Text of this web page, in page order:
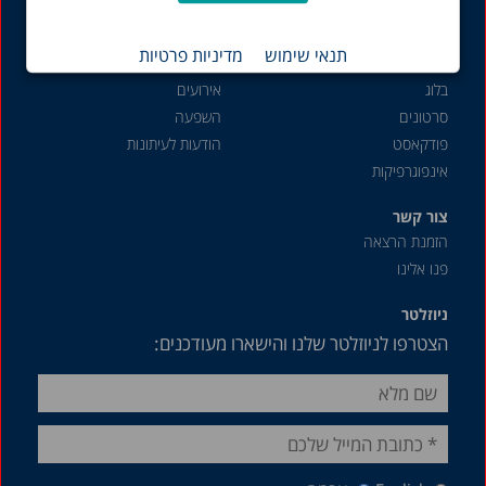
תנאי שימוש מדיניות פרטיות
בלוג
סרטונים
פודקאסט
אינפוגרפיקות
פעילות והשפעה
אירועים
השפעה
הודעות לעיתונות
צור קשר
הזמנת הרצאה
פנו אלינו
ניוזלטר
הצטרפו לניוזלטר שלנו והישארו מעודכנים: